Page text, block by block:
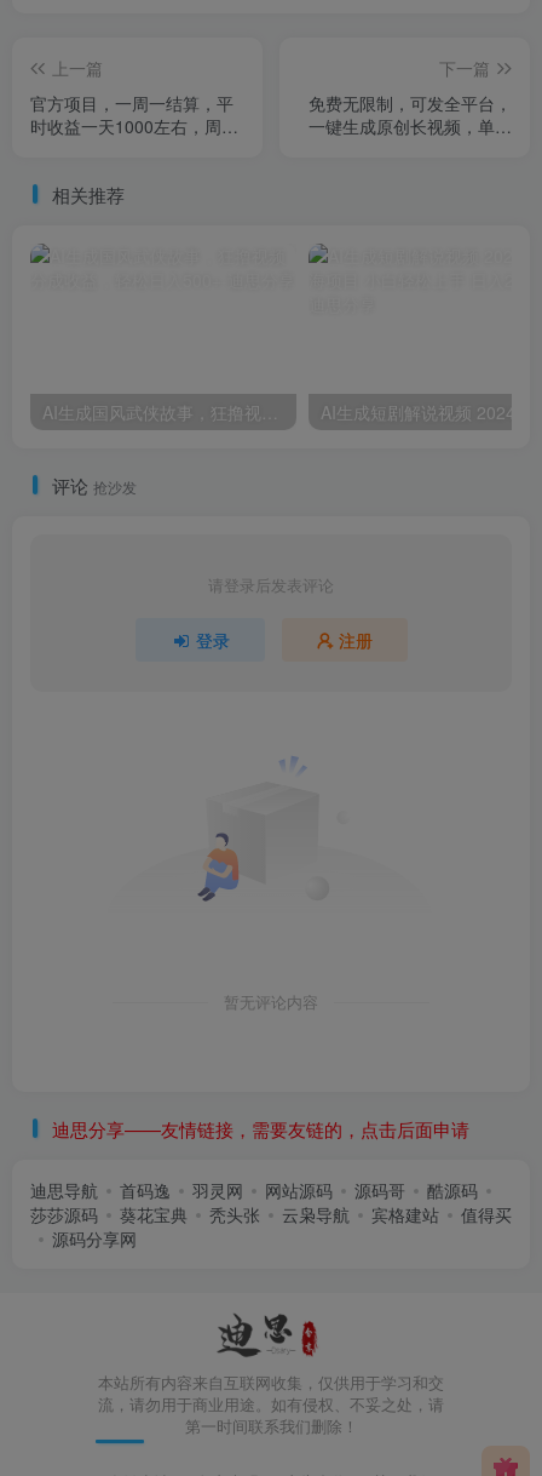
上一篇
官方项目，一周一结算，平
时收益一天1000左右，周六
下一篇
免费无限制，可发全平台，
一键生成原创长视频，单账
相关推荐
评论 抢沙发
请登录后发表评论
登录 注册
暂无评论内容
迪思分享——友情链接，需要友链的，点击后面申请
迪思导航 首码逸 羽灵网 网站源码 源码哥
酷源码
莎莎源码
葵花宝典 秃头张 云枭导航 宾格建站
值得买
源码分享网
本站所有内容来自互联网收集，仅供用于学习和交
流，请勿用于商业用途。如有侵权、不妥之处，请
第一时间联系我们删除！